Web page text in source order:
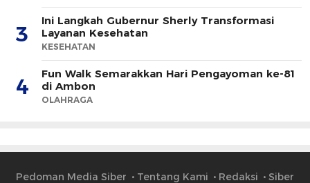
3
Ini Langkah Gubernur Sherly Transformasi
Layanan Kesehatan
KESEHATAN
4
Fun Walk Semarakkan Hari Pengayoman ke-81
di Ambon
OLAHRAGA
Pedoman Media Siber Tentang Kami Redaksi Siber